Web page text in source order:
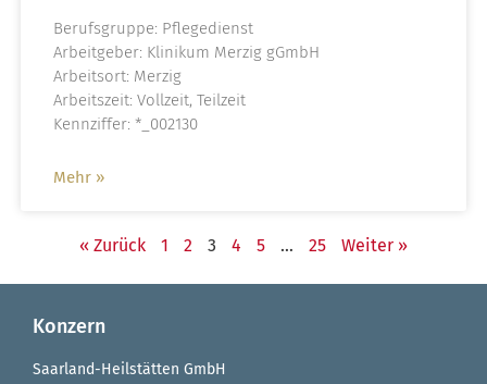
Berufsgruppe: Pflegedienst
Arbeitgeber: Klinikum Merzig gGmbH
Arbeitsort: Merzig
Arbeitszeit: Vollzeit, Teilzeit
Kennziffer: *_002130
Mehr »
« Zurück 1 2 3 4 5 … 25 Weiter »
Konzern
Saarland-Heilstätten GmbH